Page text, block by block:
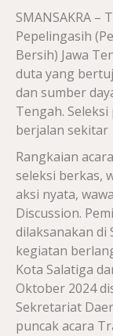
SMANSAKRA
Pepelingasih
Bersih) Jawa
duta yang
dan sumber
Tengah.
berjalan sekitar
Rangkaian
seleksi berkas,
aksi nyata,
Discussion.
dilaksanakan di
kegiatan
Kota Salatiga
Oktober 2024
Sekretariat
puncak acara